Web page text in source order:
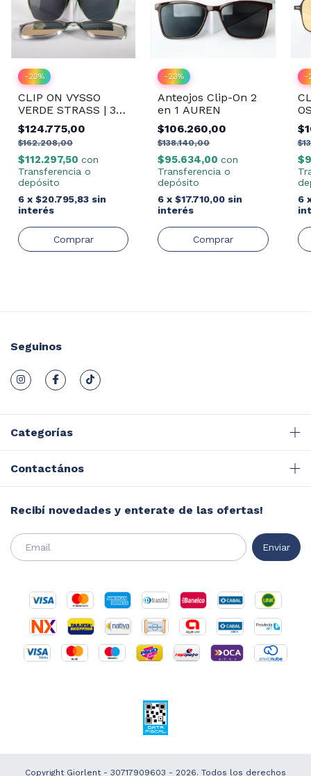
-23%
CLIP ON VYSSO
VERDE STRASS | 3
en 1
$124.775,00
$162.208,00
$112.297,50 con
Transferencia o
depósito
6 x $20.795,83 sin
interés
-23%
Anteojos Clip-On 2
en 1 AUREN
$106.260,00
$138.140,00
$95.634,00con
Transferencia o
depósito
6 x$17.710,00 sin
interés
-
6
Seguinos
Categorías
Contactános
Recibí novedades y enterate de las ofertas!
Copyright Giorlent - 30717909603 - 2026. Todos los derechos